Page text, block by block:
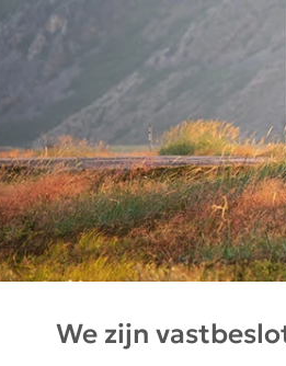
We zijn